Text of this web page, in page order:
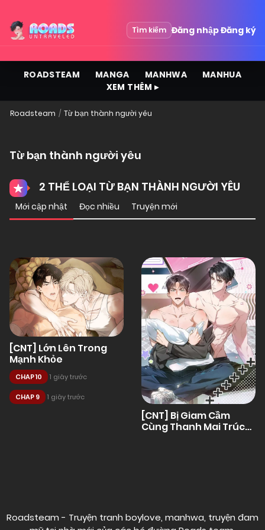
Tìm kiếm Đăng nhậpĐăng ký
ROADSTEAM MANGA MANHWA
MANHUA
XEM THÊM ▸
Roadsteam Từ bạn thành người yêu
Từ bạn thành người yêu
2 THỂ LOẠI TỪ BẠN THÀNH NGƯỜI YÊU
Mới cập nhật Đọc nhiều Truyện mới
[CNT] Lớn Lên Trong
Mạnh Khỏe
CHAP 10 1 giây trước
CHAP 9 1 giây trước
[CNT] Bị Giam Cầm
Cùng Thanh Mai Trúc
Roadsteam - Truyện tranh boylove, manhwa, truyện đam